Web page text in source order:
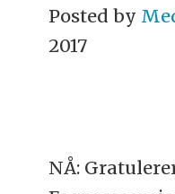
Posted by
2017
NÅ: